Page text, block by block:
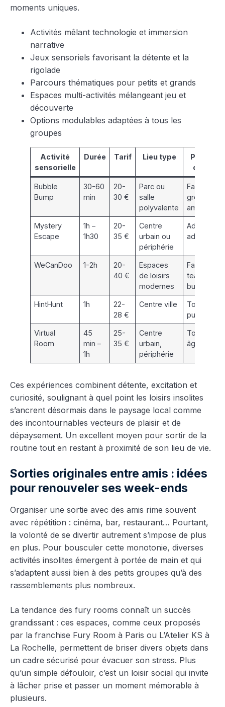
moments uniques.
Activités mêlant technologie et immersion
narrative
Jeux sensoriels favorisant la détente et la
rigolade
Parcours thématiques pour petits et grands
Espaces multi-activités mélangeant jeu et
découverte
Options modulables adaptées à tous les
groupes
Activité
sensorielle
Durée Tarif Lieu type
Public
cible
Bubble
Bump
30-60
min
20-
30 €
Parc ou
salle
polyvalente
Familles,
groupes
amis
Mystery
Escape
1h –
1h30
20-
35 €
Centre
urbain ou
périphérie
Ados,
adultes
WeCanDoo 1-2h
20-
40 €
Espaces
de loisirs
modernes
Familles,
team
building
HintHunt 1h
22-
28 €
Centre ville
Tout
public
Virtual
Room
45
min –
1h
25-
35 €
Centre
urbain,
périphérie
Tous
âges
Ces expériences combinent détente, excitation et
curiosité, soulignant à quel point les loisirs insolites
s’ancrent désormais dans le paysage local comme
des incontournables vecteurs de plaisir et de
dépaysement. Un excellent moyen pour sortir de la
routine tout en restant à proximité de son lieu de vie.
Sorties originales entre amis : idées
pour renouveler ses week-ends
Organiser une sortie avec des amis rime souvent
avec répétition : cinéma, bar, restaurant… Pourtant,
la volonté de se divertir autrement s’impose de plus
en plus. Pour bousculer cette monotonie, diverses
activités insolites émergent à portée de main et qui
s’adaptent aussi bien à des petits groupes qu’à des
rassemblements plus nombreux.
La tendance des fury rooms connaît un succès
grandissant : ces espaces, comme ceux proposés
par la franchise Fury Room à Paris ou L’Atelier KS à
La Rochelle, permettent de briser divers objets dans
un cadre sécurisé pour évacuer son stress. Plus
qu’un simple défouloir, c’est un loisir social qui invite
à lâcher prise et passer un moment mémorable à
plusieurs.